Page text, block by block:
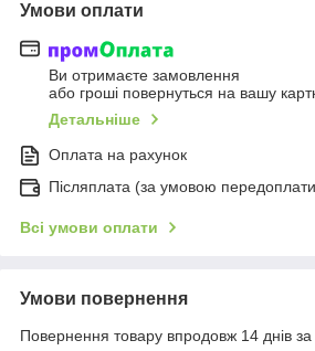
Умови оплати
Ви отримаєте замовлення
або гроші повернуться на вашу
Детальніше
Оплата на рахунок
Післяплата (за умовою
Всі умови оплати
Умови повернення
Повернення товару впродовж 14 днів